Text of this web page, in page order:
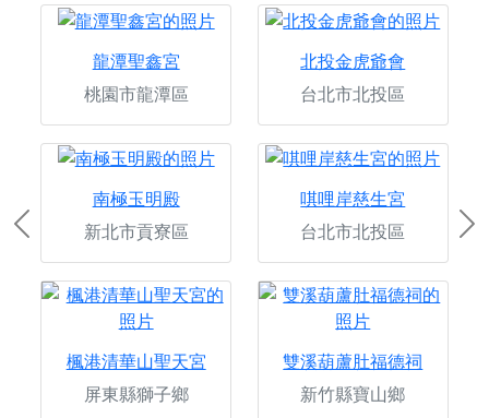
龍潭聖鑫宮
桃園市龍潭區
北投金虎爺會
台北市北投區
南極玉明殿
新北市貢寮區
唭哩岸慈生宮
台北市北投區
楓港清華山聖天宮
屏東縣獅子鄉
雙溪葫蘆肚福德祠
新竹縣寶山鄉
Previous